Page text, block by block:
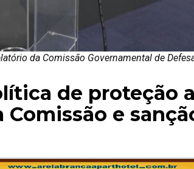
da Comissão Governamental de
de proteção
e